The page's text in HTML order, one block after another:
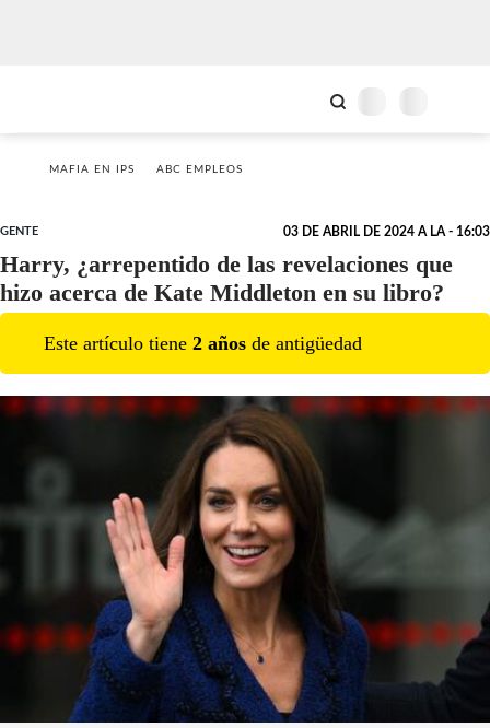
MAFIA EN IPS ABC EMPLEOS
GENTE 03 DE ABRIL DE 2024 A LA - 16:03
Harry, ¿arrepentido de las revelaciones que
hizo acerca de Kate Middleton en su libro?
Este artículo tiene 2 años de antigüedad